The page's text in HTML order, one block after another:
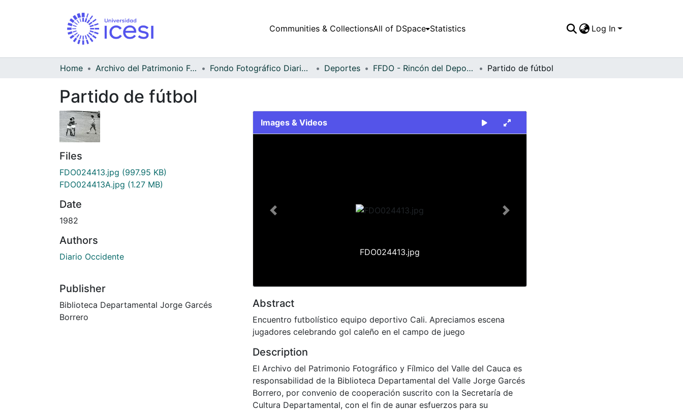
Communities & CollectionsAll of DSpace Statistics Log In
Home Archivo del Patrimonio Fotográfico y Fílmico del Valle del Cauca Fondo Fotográfico Diario Occidente Deportes FFDO - Rincón del Deportivo Cali - Patrimonial Partido de fútbol
Partido de fútbol
Files
FDO024413.jpg (997.95 KB)
FDO024413A.jpg (1.27 MB)
Date
1982
Authors
Diario Occidente
Publisher
Biblioteca Departamental Jorge Garcés
Borrero
Images & Videos
FDO024413.jpg
Previous Next
Abstract
Encuentro futbolístico equipo deportivo Cali. Apreciamos escena
jugadores celebrando gol caleño en el campo de juego
Description
El Archivo del Patrimonio Fotográfico y Fílmico del Valle del Cauca es
responsabilidad de la Biblioteca Departamental del Valle Jorge Garcés
Borrero, por convenio de cooperación suscrito con la Secretaría de
Cultura Departamental, con el fin de aunar esfuerzos para su